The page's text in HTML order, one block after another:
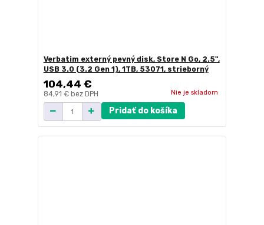
Verbatim externý pevný disk, Store N Go, 2.5",
USB 3.0 (3.2 Gen 1), 1TB, 53071, strieborný
104,44 €
84,91 € bez DPH Nie je skladom
Pridať do košíka